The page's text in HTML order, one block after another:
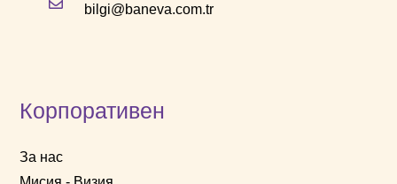
bilgi@baneva.com.tr
Корпоративен
За нас